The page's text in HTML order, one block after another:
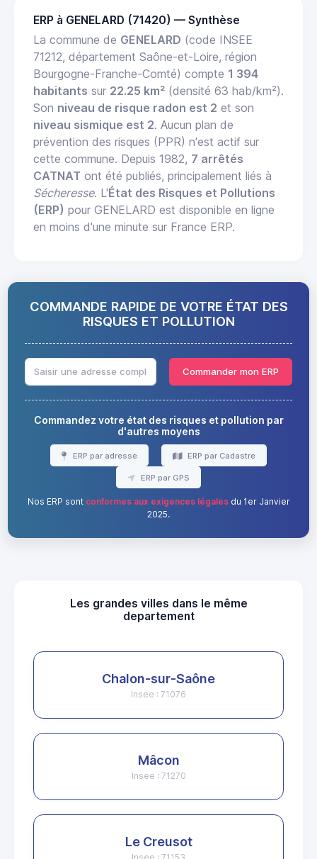
ERP à GENELARD (71420) — Synthèse
La commune de GENELARD (code INSEE
71212, département Saône-et-Loire, région
Bourgogne-Franche-Comté) compte 1 394
habitants sur 22.25 km² (densité 63 hab/km²).
Son niveau de risque radon est 2 et son
niveau sismique est 2. Aucun plan de
prévention des risques (PPR) n'est actif sur
cette commune. Depuis 1982, 7 arrêtés
CATNAT ont été publiés, principalement liés à
Sécheresse. L'État des Risques et Pollutions
(ERP) pour GENELARD est disponible en ligne
en moins d'une minute sur France ERP.
COMMANDE RAPIDE DE VOTRE ÉTAT DES
RISQUES ET POLLUTION
Commander mon ERP
Commandez votre état des risques et pollution par
d'autres moyens
ERP par adresse ERP par Cadastre
ERP par GPS
Nos ERP sont conformes aux exigences légalesdu 1er Janvier
2025.
Les grandes villes dans le même
departement
Chalon-sur-Saône
Insee : 71076
Mâcon
Insee : 71270
Le Creusot